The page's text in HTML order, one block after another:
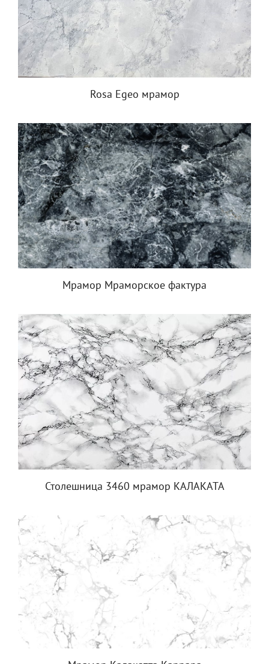
Rosa Egeo мрамор
Мрамор Мраморское фактура
Столешница 3460 мрамор КАЛАКАТА